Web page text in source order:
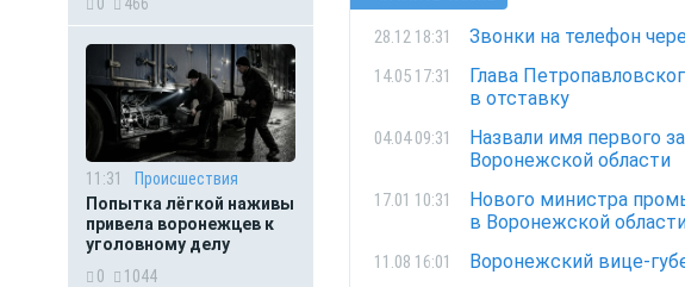
11:31
Происшествия
Попытка лёгкой наживы
привела воронежцев к
уголовному делу
0
1044
28.12 18:31 Звонки на телефон
14.05 17:31
Глава
в отставку
04.04 09:31
Назвали имя первого
Воронежской области
17.01 10:31
Нового министра
в Воронежской
11.08 16:01 Воронежский вице-